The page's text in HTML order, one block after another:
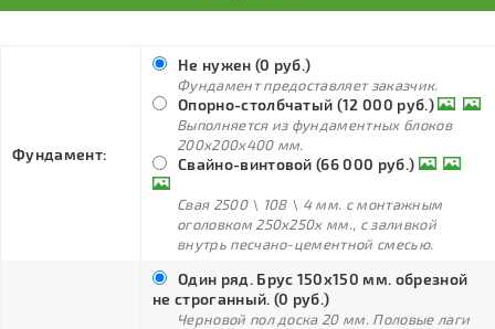
Фундамент:
Не нужен (0 руб.)
Фундамент предоставляет заказчик.
Опорно-столбчатый (12 000 руб.)
Выполняется из фундаментных блоков
200х200х400 мм.
Свайно-винтовой (66 000 руб.)
Свая 2500 \ 108 \ 4 мм. с монтажным
оголовком 250х250х мм., с заливкой
внутрь песчано-цементной смесью.
Один ряд. Брус 150х150 мм. обрезной
не строганный. (0 руб.)
Черновой пол доска 20 мм. Половые лаги